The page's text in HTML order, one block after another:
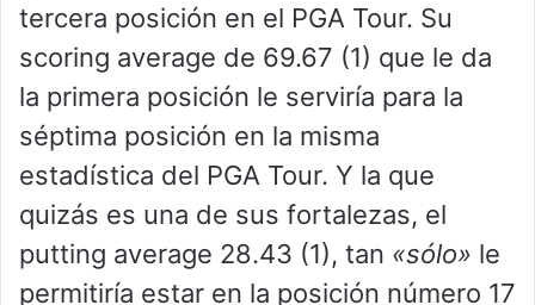
tercera posición en el PGA Tour. Su
scoring average de 69.67 (1) que le da
la primera posición le serviría para la
séptima posición en la misma
estadística del PGA Tour. Y la que
quizás es una de sus fortalezas, el
putting average 28.43 (1), tan «sólo» le
permitiría estar en la posición número 17